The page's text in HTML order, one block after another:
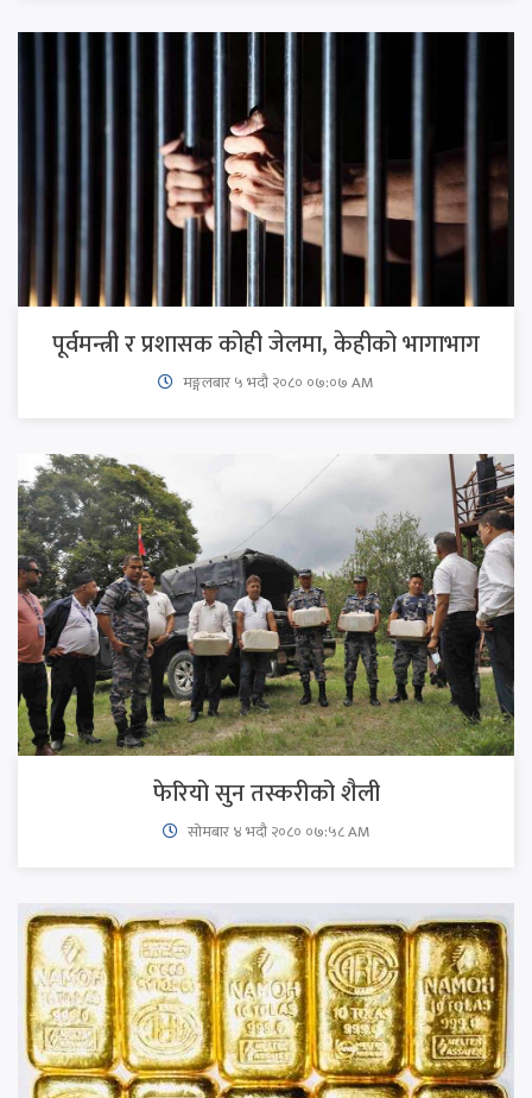
पूर्वमन्त्री र प्रशासक कोही जेलमा, केहीको भागाभाग
मङ्गलबार ५ भदौ २०८० ०७:०७ AM
फेरियो सुन तस्करीको शैली
सोमबार ४ भदौ २०८० ०७:५८ AM